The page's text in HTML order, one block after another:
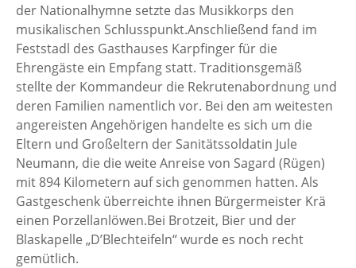
der Nationalhymne setzte das Musikkorps den
musikalischen Schlusspunkt.Anschließend fand im
Feststadl des Gasthauses Karpfinger für die
Ehrengäste ein Empfang statt. Traditionsgemäß
stellte der Kommandeur die Rekrutenabordnung und
deren Familien namentlich vor. Bei den am weitesten
angereisten Angehörigen handelte es sich um die
Eltern und Großeltern der Sanitätssoldatin Jule
Neumann, die die weite Anreise von Sagard (Rügen)
mit 894 Kilometern auf sich genommen hatten. Als
Gastgeschenk überreichte ihnen Bürgermeister Krä
einen Porzellanlöwen.Bei Brotzeit, Bier und der
Blaskapelle „D’Blechteifeln“ wurde es noch recht
gemütlich.